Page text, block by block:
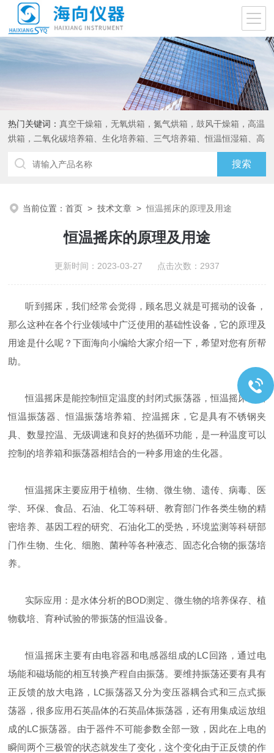
热门关键词：真空干燥箱，无氧烘箱，氮气烘箱，鼓风干燥箱，高温
烘箱，二氧化碳培养箱、生化培养箱、三气培养箱、恒温恒湿箱、高
当前位置：首页 >技术文章 >恒温摇床的原理及用途
恒温摇床的原理及用途
更新时间：2023-03-27 点击次数：2937
听到摇床，我们经常会觉得，顾名思义就是可摇动的设备，
那么这种在各个行业领域中广泛使用的基础性设备，它的原理及
用途是什么呢？下面海向小编给大家介绍一下，希望对您有所帮
助。
恒温摇床是能控制恒定温度的封闭式振荡器，恒温摇床也叫
恒温振荡器、恒温振荡培养箱、控温摇床，它是具有不锈钢夹
具、数显控温、无级调速和良好的热循环功能，是一种温度可以
控制的培养箱和振荡器相结合的一种多用途的生化器。
恒温摇床主要应用于植物、生物、微生物、遗传、病毒、医
学、环保、食品、石油、化工等科研、教育部门作各类生物的精
密培养、基因工程的研究、石油化工的受热，环境监测等科研部
门作生物、生化、细胞、菌种等各种液态、固态化合物的振荡培
养。
实际应用：是水体分析的BOD测定、微生物的培养保存、植
物载培、育种试验的带振荡的恒温设备。
恒温摇床主要有由电容器和电感器组成的LC回路，通过电
场能和磁场能的相互转换产程自由振荡。要维持振荡还要有具有
正反馈的放大电路，LC振荡器又分为变压器耦合式和三点式振
荡器，很多应用石英晶体的石英晶体振荡器，还有用集成运放组
成的LC振荡器。由于器件不可能参数全部一致，因此在上电的
瞬间两个三极管的状态就发生了变化，这个变化由于正反馈的作